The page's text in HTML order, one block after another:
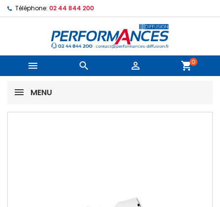
Téléphone: 02 44 844 200
   shopping_cart0
MENU